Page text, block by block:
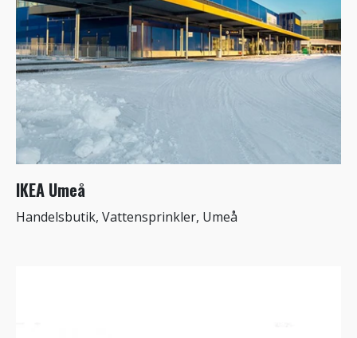
IKEA Umeå
Handelsbutik, Vattensprinkler, Umeå